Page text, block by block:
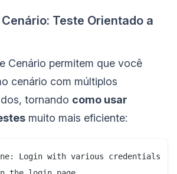
Teste Orientado a
Cenário permitem que você
cenário com múltiplos
tornando como usar
muito mais eficiente:
Login with various credentials